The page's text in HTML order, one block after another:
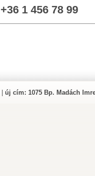
+36 1 456 78 99
új cím: 1075 Bp. Madách